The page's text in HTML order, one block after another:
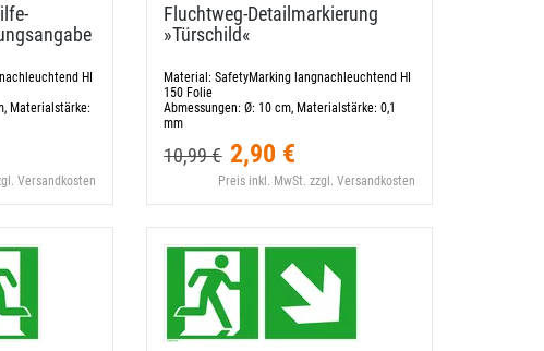
HI
Materialstärke:
Versandkosten
Fluchtweg-​Detailmarkierung
»Türschild«
Material:SafetyMarking langnachleuchtend HI
150 Folie
Abmessungen:Ø: 10 cm, Materialstärke: 0,1
mm
10,99 € 2,90 €
Preis inkl. MwSt. zzgl. Versandkosten